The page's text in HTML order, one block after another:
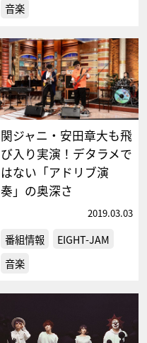
音楽
関ジャニ・安田章大も飛
び入り実演！デタラメで
はない「アドリブ演
奏」の奥深さ
2019.03.03
番組情報
EIGHT-JAM
音楽